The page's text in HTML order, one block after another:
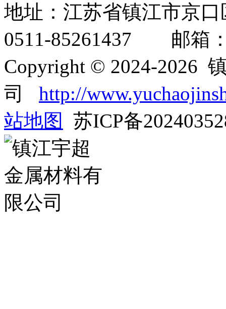
地址：江苏省镇江市京
0511-85261437 邮箱：
Copyright © 2024-2026
司 http://
站地图
苏ICP备